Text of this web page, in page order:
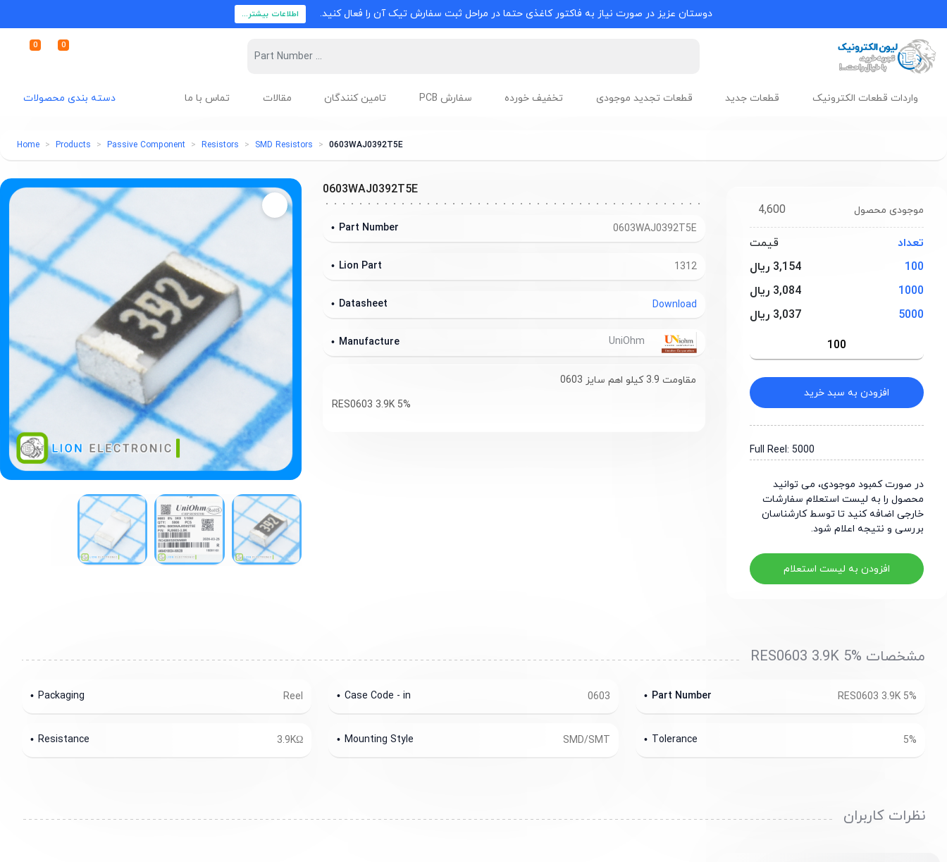
دوستان عزیز در صورت نیاز به فاکتور کاغذی حتما در مراحل ثبت سفارش تیک آن را فعال کنید. اطلاعات بیشتر...
0 0
دسته بندی محصولات واردات قطعات الکترونیک قطعات جدید قطعات تجدید موجودی تخفیف خورده سفارش PCB تامین کنندگان مقالات تماس با ما
Home Products Passive Component Resistors SMD Resistors 0603WAJ0392T5E
4,600 موجودی محصول
تعداد
قیمت
100
3,154 ریال
1000
3,084 ریال
5000
3,037 ریال
افزودن به سبد خرید
Full Reel: 5000
در صورت کمبود موجودی، می توانید
محصول را به لیست استعلام سفارشات
خارجی اضافه کنید تا توسط کارشناسان
بررسی و نتیجه اعلام شود.
افزودن به لیست استعلام
0603WAJ0392T5E
0603WAJ0392T5E
Part Number
1312
Lion Part
Download
Datasheet
Manufacture
مقاومت 3.9 کیلو اهم سایز 0603
RES0603 3.9K 5%
مشخصات RES0603 3.9K 5%
RES0603 3.9K 5%
Part Number
0603
Case Code - in
Reel
Packaging
5%
Tolerance
SMD/SMT
Mounting Style
3.9KΩ
Resistance
نظرات کاربران